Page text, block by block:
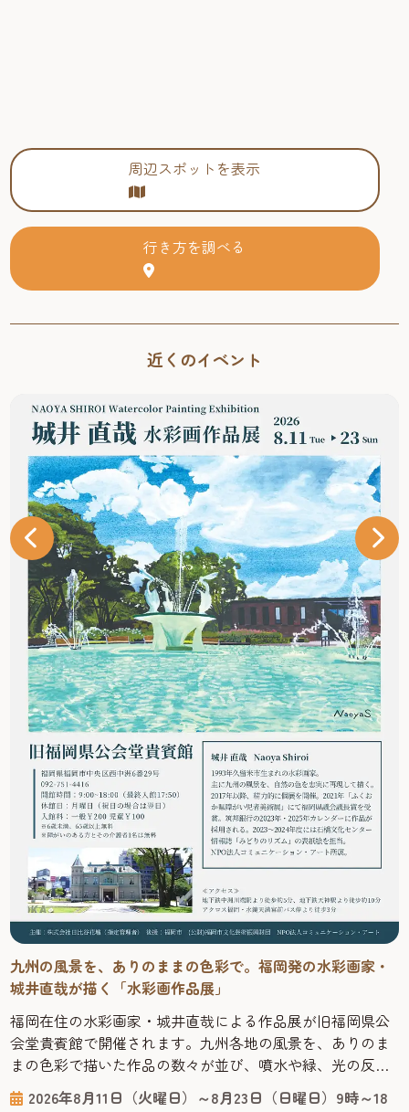
周辺スポットを表示
行き方を調べる
近くのイベント
九州の風景を、ありのままの色彩で。福岡発の水彩画家・
城井直哉が描く「水彩画作品展」
福岡在住の水彩画家・城井直哉による作品展が旧福岡県公
会堂貴賓館で開催されます。九州各地の風景を、ありのま
まの色彩で描いた作品の数々が並び、噴水や緑、光の反射
まで丁寧に再現された絵からは、その土地の空気が感じら
2026年8月11日（火曜日）～8月23日（日曜日）9時～18